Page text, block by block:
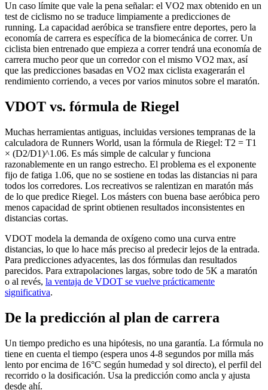
Un caso límite que vale la pena señalar: el VO2 max obtenido en un
test de ciclismo no se traduce limpiamente a predicciones de
running. La capacidad aeróbica se transfiere entre deportes, pero la
economía de carrera es específica de la biomecánica de correr. Un
ciclista bien entrenado que empieza a correr tendrá una economía de
carrera mucho peor que un corredor con el mismo VO2 max, así
que las predicciones basadas en VO2 max ciclista exagerarán el
rendimiento corriendo, a veces por varios minutos sobre el maratón.
VDOT vs. fórmula de Riegel
Muchas herramientas antiguas, incluidas versiones tempranas de la
calculadora de Runners World, usan la fórmula de Riegel: T2 = T1
× (D2/D1)^1.06. Es más simple de calcular y funciona
razonablemente en un rango estrecho. El problema es el exponente
fijo de fatiga 1.06, que no se sostiene en todas las distancias ni para
todos los corredores. Los recreativos se ralentizan en maratón más
de lo que predice Riegel. Los másters con buena base aeróbica pero
menos capacidad de sprint obtienen resultados inconsistentes en
distancias cortas.
VDOT modela la demanda de oxígeno como una curva entre
distancias, lo que lo hace más preciso al predecir lejos de la entrada.
Para predicciones adyacentes, las dos fórmulas dan resultados
parecidos. Para extrapolaciones largas, sobre todo de 5K a maratón
o al revés, la ventaja de VDOT se vuelve prácticamente
significativa.
De la predicción al plan de carrera
Un tiempo predicho es una hipótesis, no una garantía. La fórmula no
tiene en cuenta el tiempo (espera unos 4-8 segundos por milla más
lento por encima de 16°C según humedad y sol directo), el perfil del
recorrido o la dosificación. Usa la predicción como ancla y ajusta
desde ahí.